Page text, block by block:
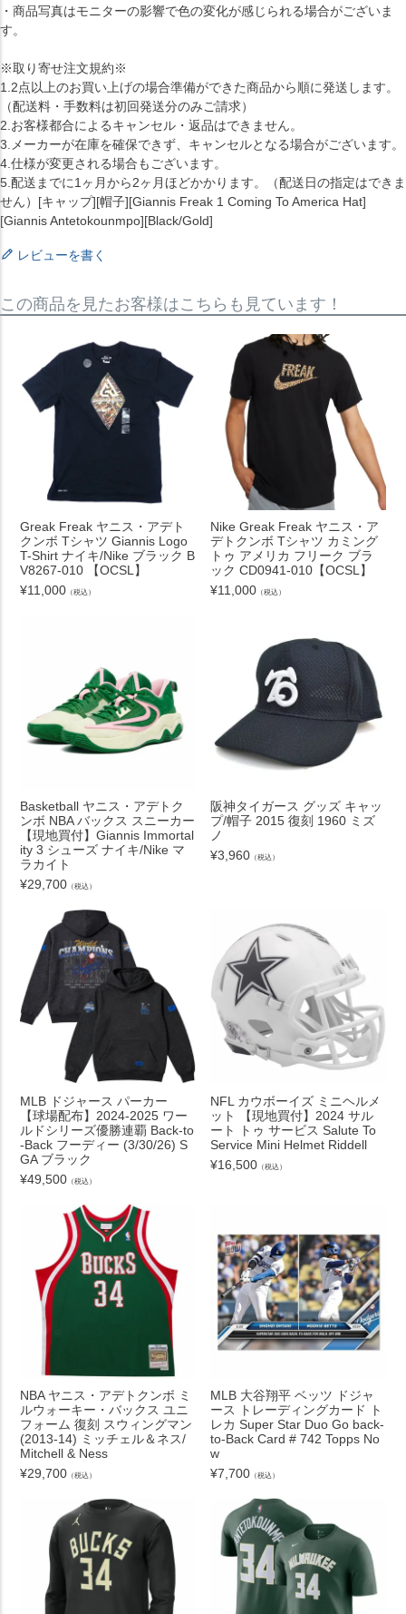
・商品写真はモニターの影響で色の変化が感じられる場合がございま
す。
※取り寄せ注文規約※
1.2点以上のお買い上げの場合準備ができた商品から順に発送します。
（配送料・手数料は初回発送分のみご請求）
2.お客様都合によるキャンセル・返品はできません。
3.メーカーが在庫を確保できず、キャンセルとなる場合がございます。
4.仕様が変更される場合もございます。
5.配送までに1ヶ月から2ヶ月ほどかかります。（配送日の指定はできま
せん）[キャップ][帽子][Giannis Freak 1 Coming To America Hat]
[Giannis Antetokounmpo][Black/Gold]
レビューを書く
この商品を見たお客様はこちらも見ています！
Greak Freak ヤニス・アデト
クンボ Tシャツ Giannis Logo
T-Shirt ナイキ/Nike ブラック B
V8267-010 【OCSL】
¥11,000 （税込）
Nike Greak Freak ヤニス・ア
デトクンボ Tシャツ カミング
トゥ アメリカ フリーク ブラ
ック CD0941-010【OCSL】
¥11,000 （税込）
Basketball ヤニス・アデトク
ンボ NBA バックス スニーカー
【現地買付】Giannis Immortal
ity 3 シューズ ナイキ/Nike マ
ラカイト
¥29,700 （税込）
阪神タイガース グッズ キャッ
プ/帽子 2015 復刻 1960 ミズ
ノ
¥3,960 （税込）
MLB ドジャース パーカー
【球場配布】2024-2025 ワー
ルドシリーズ優勝連覇 Back-to
-Back フーディー (3/30/26) S
GA ブラック
¥49,500 （税込）
NFL カウボーイズ ミニヘルメ
ット 【現地買付】2024 サル
ート トゥ サービス Salute To
Service Mini Helmet Riddell
¥16,500 （税込）
NBA ヤニス・アデトクンボ ミ
ルウォーキー・バックス ユニ
フォーム 復刻 スウィングマン
(2013-14) ミッチェル＆ネス/
Mitchell & Ness
¥29,700 （税込）
MLB 大谷翔平 ベッツ ドジャ
ース トレーディングカード ト
レカ Super Star Duo Go back-
to-Back Card # 742 Topps No
w
¥7,700 （税込）